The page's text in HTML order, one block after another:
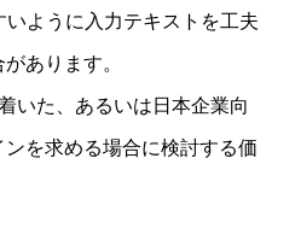
ように入力テキストを工夫
あります。
いた、あるいは日本企業向
を求める場合に検討する価